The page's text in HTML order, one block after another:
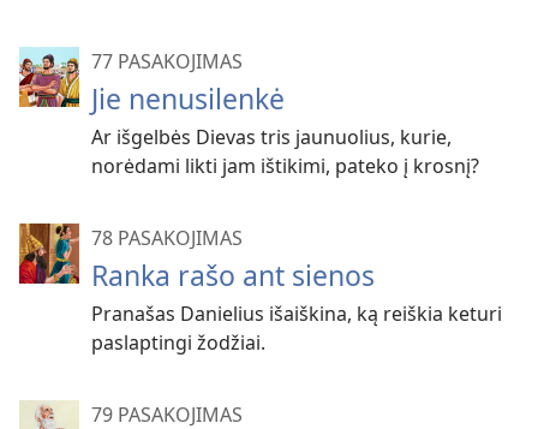
77 PASAKOJIMAS
Jie nenusilenkė
Ar išgelbės Dievas tris jaunuolius, kurie,
norėdami likti jam ištikimi, pateko į krosnį?
78 PASAKOJIMAS
Ranka rašo ant sienos
Pranašas Danielius išaiškina, ką reiškia keturi
paslaptingi žodžiai.
79 PASAKOJIMAS